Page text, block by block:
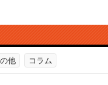
他 コラム